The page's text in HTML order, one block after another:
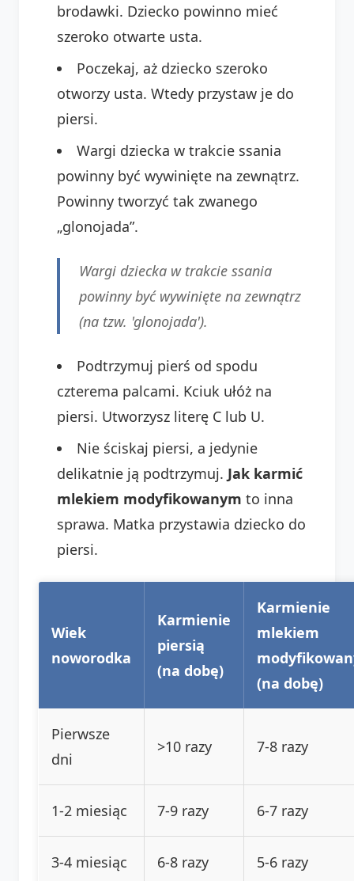
brodawki. Dziecko powinno mieć
szeroko otwarte usta.
Poczekaj, aż dziecko szeroko
otworzy usta. Wtedy przystaw je do
piersi.
Wargi dziecka w trakcie ssania
powinny być wywinięte na zewnątrz.
Powinny tworzyć tak zwanego
„glonojada”.
Wargi dziecka w trakcie ssania
powinny być wywinięte na zewnątrz
(na tzw. 'glonojada').
Podtrzymuj pierś od spodu
czterema palcami. Kciuk ułóż na
piersi. Utworzysz literę C lub U.
Nie ściskaj piersi, a jedynie
delikatnie ją podtrzymuj. Jak karmić
mlekiem modyfikowanym to inna
sprawa. Matka przystawia dziecko do
piersi.
Wiek
noworodka
Karmienie
piersią
(na dobę)
Karmienie
mlekiem
(na dobę)
Pierwsze
dni
>10 razy 7-8 razy
1-2 miesiąc 7-9 razy 6-7 razy
3-4 miesiąc 6-8 razy 5-6 razy